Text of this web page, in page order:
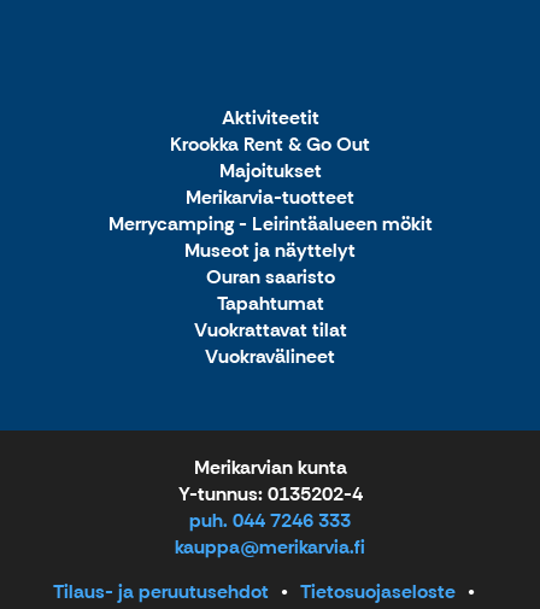
Aktiviteetit
Krookka Rent & Go Out
Majoitukset
Merikarvia-tuotteet
Merrycamping - Leirintäalueen mökit
Museot ja näyttelyt
Ouran saaristo
Tapahtumat
Vuokrattavat tilat
Vuokravälineet
Merikarvian kunta
Y-tunnus: 0135202-4
puh. 044 7246 333
kauppa@merikarvia.fi
Tilaus- ja peruutusehdot
Tietosuojaseloste